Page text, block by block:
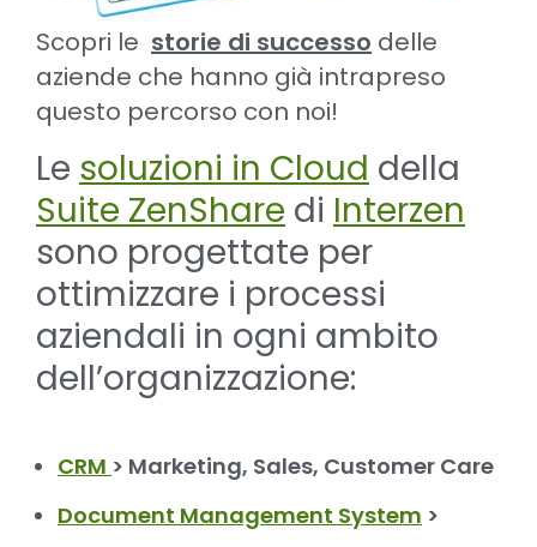
Scopri le storie di successo delle
aziende che hanno già intrapreso
questo percorso con noi!
Le soluzioni in Cloud della
Suite ZenShare di Interzen
sono progettate per
ottimizzare i processi
aziendali in ogni ambito
dell’organizzazione:
CRM > Marketing, Sales, Customer Care
Document Management System >